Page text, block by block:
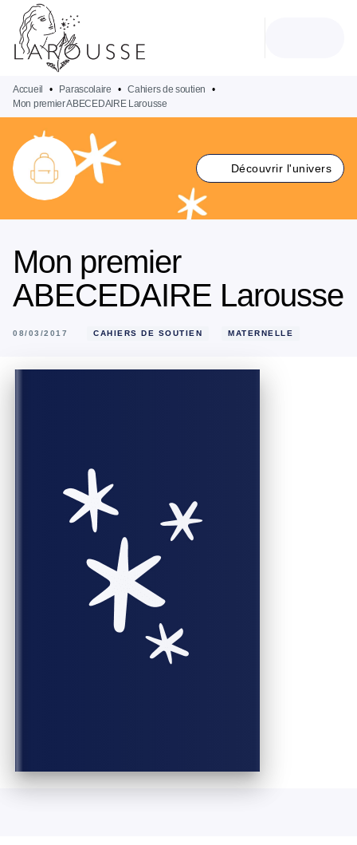
MENU
PIED DE PAGE
Accueil • Parascolaire • Cahiers de soutien
•
Mon premier ABECEDAIRE Larousse
Découvrir l'univers
Mon premier
ABECEDAIRE Larousse
08/03/2017 CAHIERS DE SOUTIEN MATERNELLE